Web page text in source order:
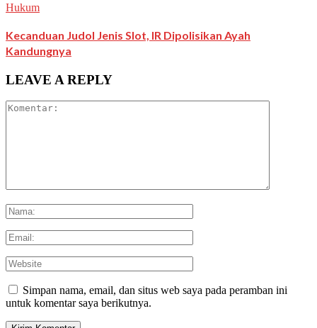
Hukum
Kecanduan Judol Jenis Slot, IR Dipolisikan Ayah
Kandungnya
LEAVE A REPLY
Simpan nama, email, dan situs web saya pada peramban ini
untuk komentar saya berikutnya.